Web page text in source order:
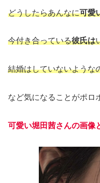
どうしたらあんなに可愛
今付き合っている彼氏は
結婚はしていないような
など気になることがポロ
可愛い堀田茜さんの画